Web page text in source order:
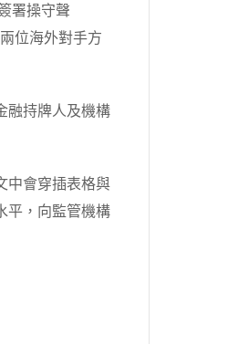
署操守聲
位海外對手方
融持牌人及機構
中會穿插表格與
平，向監管機構